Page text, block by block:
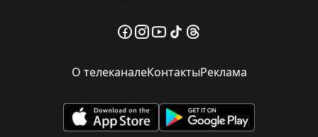
О телеканалеКонтактыРеклама